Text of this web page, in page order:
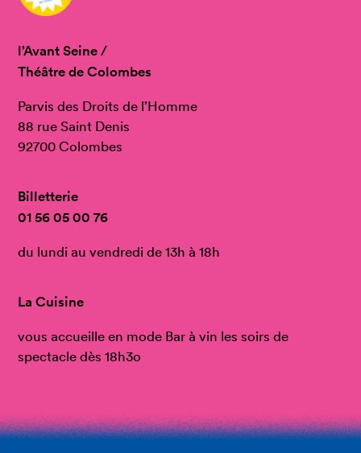
l’Avant Seine /
Théâtre de Colombes
Parvis des Droits de l’Homme
88 rue Saint Denis
92700 Colombes
Billetterie
01 56 05 00 76
du lundi au vendredi de 13h à 18h
La Cuisine
vous accueille en mode Bar à vin les soirs de
spectacle dès 18h3o